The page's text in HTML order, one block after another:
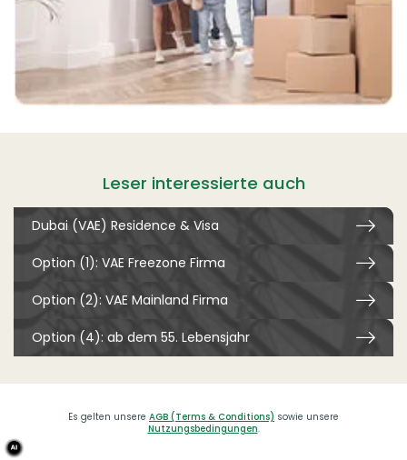
Leser interessierte auch
Dubai (VAE) Residence & Visa
Option (1): VAE Freezone Firma
Option (2): VAE Mainland Firma
Option (4): ab dem 55. Lebensjahr
Es gelten unsere AGB (Terms & Conditions) sowie unsere
Nutzungsbedingungen.